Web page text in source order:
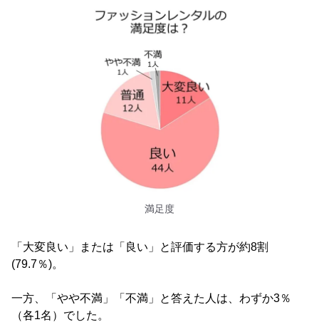
満足度
「大変良い」または「良い」と評価する方が約8割
(79.7％)。
一方、「やや不満」「不満」と答えた人は、わずか3％
（各1名）でした。